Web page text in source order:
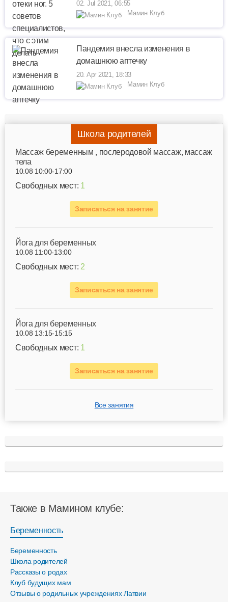
02. Jul 2021, 06:55
Мамин Клуб
Пандемия внесла изменения в
домашнюю аптечку
20. Apr 2021, 18:33
Мамин Клуб
Школа родителей
Mассаж беременным , послеродовой массаж, массаж
тела
10.08 10:00-17:00
Свободных мест: 1
Записаться на занятие
Йога для беременных
10.08 11:00-13:00
Свободных мест: 2
Записаться на занятие
Йога для беременных
10.08 13:15-15:15
Свободных мест: 1
Записаться на занятие
Все занятия
Также в Мамином клубе:
Беременность
Беременность
Школа родителей
Рассказы о родах
Клуб будущих мам
Отзывы о родильных учреждениях Латвии